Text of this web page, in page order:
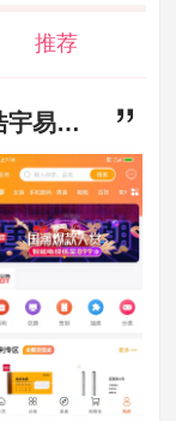
推荐
浩宇易购,浩宇易购下载,浩宇易购手机安卓下载安装